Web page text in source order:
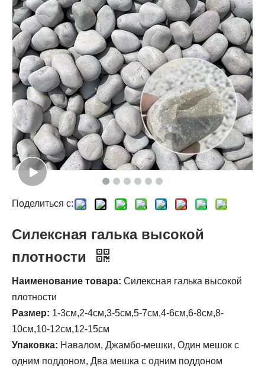
индивидуальный сервис
Поделиться с:
Силексная галька высокой
плотности
Наименование товара: Силексная галька высокой
плотности
Размер: 1-3см,2-4см,3-5см,5-7см,4-6см,6-8см,8-
10см,10-12см,12-15см
Упаковка: Навалом, Джамбо-мешки, Один мешок с
одним поддоном, Два мешка с одним поддоном